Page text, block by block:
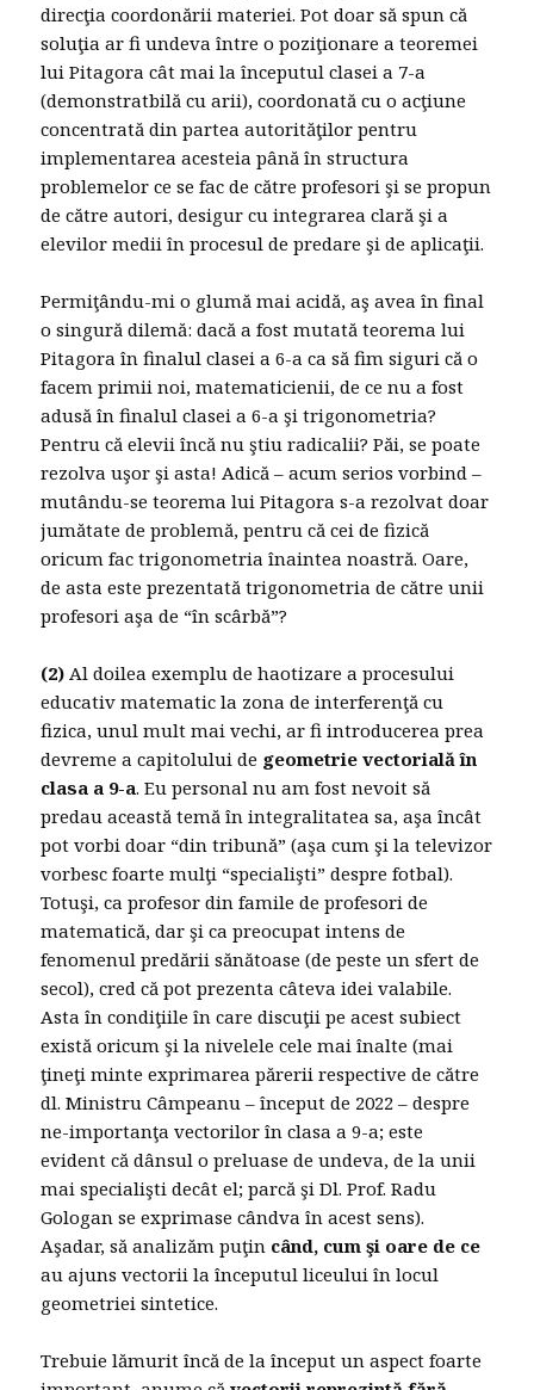
direcţia coordonării materiei. Pot doar să spun că
soluţia ar fi undeva între o poziţionare a teoremei
lui Pitagora cât mai la începutul clasei a 7-a
(demonstratbilă cu arii), coordonată cu o acţiune
concentrată din partea autorităţilor pentru
implementarea acesteia până în structura
problemelor ce se fac de către profesori şi se propun
de către autori, desigur cu integrarea clară şi a
elevilor medii în procesul de predare şi de aplicaţii.
Permiţându-mi o glumă mai acidă, aş avea în final
o singură dilemă: dacă a fost mutată teorema lui
Pitagora în finalul clasei a 6-a ca să fim siguri că o
facem primii noi, matematicienii, de ce nu a fost
adusă în finalul clasei a 6-a şi trigonometria?
Pentru că elevii încă nu ştiu radicalii? Păi, se poate
rezolva uşor şi asta! Adică – acum serios vorbind –
mutându-se teorema lui Pitagora s-a rezolvat doar
jumătate de problemă, pentru că cei de fizică
oricum fac trigonometria înaintea noastră. Oare,
de asta este prezentată trigonometria de către unii
profesori aşa de “în scârbă”?
(2) Al doilea exemplu de haotizare a procesului
educativ matematic la zona de interferenţă cu
fizica, unul mult mai vechi, ar fi introducerea prea
devreme a capitolului de geometrie vectorială în
clasa a 9-a. Eu personal nu am fost nevoit să
predau această temă în integralitatea sa, aşa încât
pot vorbi doar “din tribună” (aşa cum şi la televizor
vorbesc foarte mulţi “specialişti” despre fotbal).
Totuşi, ca profesor din famile de profesori de
matematică, dar şi ca preocupat intens de
fenomenul predării sănătoase (de peste un sfert de
secol), cred că pot prezenta câteva idei valabile.
Asta în condiţiile în care discuţii pe acest subiect
există oricum şi la nivelele cele mai înalte (mai
ţineţi minte exprimarea părerii respective de către
dl. Ministru Câmpeanu – început de 2022 – despre
ne-importanţa vectorilor în clasa a 9-a; este
evident că dânsul o preluase de undeva, de la unii
mai specialişti decât el; parcă şi Dl. Prof. Radu
Gologan se exprimase cândva în acest sens).
Aşadar, să analizăm puţin când, cum şi oare de ce
au ajuns vectorii la începutul liceului în locul
geometriei sintetice.
Trebuie lămurit încă de la început un aspect foarte